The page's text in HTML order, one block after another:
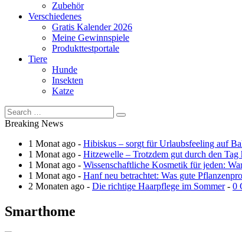
Zubehör
Verschiedenes
Gratis Kalender 2026
Meine Gewinnspiele
Produkttestportale
Tiere
Hunde
Insekten
Katze
Breaking News
1 Monat ago - Hibiskus – sorgt für Urlaubsfeeling auf
1 Monat ago - Hitzewelle – Trotzdem gut durch den Tag
1 Monat ago - Wissenschaftliche Kosmetik für jeden:
1 Monat ago - Hanf neu betrachtet: Was gute
2 Monaten ago - Die richtige Haarpflege im Sommer- 0
Smarthome